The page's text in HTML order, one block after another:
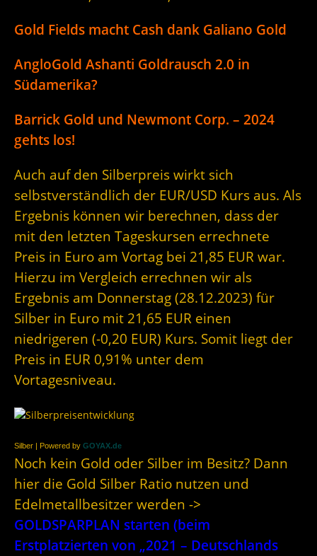
Gold Fields macht Cash dank Galiano Gold
AngloGold Ashanti Goldrausch 2.0 in
Südamerika?
Barrick Gold und Newmont Corp. – 2024
gehts los!
Auch auf den Silberpreis wirkt sich
selbstverständlich der EUR/USD Kurs aus. Als
Ergebnis können wir berechnen, dass der
mit den letzten Tageskursen errechnete
Preis in Euro am Vortag bei 21,85 EUR war.
Hierzu im Vergleich errechnen wir als
Ergebnis am Donnerstag (28.12.2023) für
Silber in Euro mit 21,65 EUR einen
niedrigeren (-0,20 EUR) Kurs. Somit liegt der
Preis in EUR 0,91% unter dem
Vortagesniveau.
Silber | Powered by GOYAX.de
Noch kein Gold oder Silber im Besitz? Dann
hier die Gold Silber Ratio nutzen und
Edelmetallbesitzer werden ->
GOLDSPARPLAN starten (beim
Erstplatzierten von „2021 – Deutschlands